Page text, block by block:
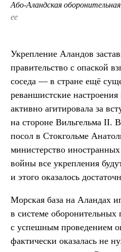
Або-Аландская оборонительная
ee
Укрепление Аландов
правительство с опаской
соседа — в стране ещё
реваншистские
активно агитировала за
на стороне Вильгельма II.
посол в Стокгольме
министерство
войны все укрепления
и этого оказалось
Морская база на Аландах
в системе оборонительных
с успешным проведением
фактически оказалась не